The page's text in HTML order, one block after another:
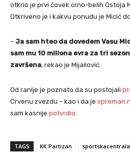
otkrio je prvi čovek crno-belih Ostoja
Otkriveno je i kakvu ponudu je Micić
– Ja sam hteo da dovedem Vasu
sam mu 10 miliona evra za tri
završena, rekao je Mijailović.
Od ranije je poznato da su postojali
Crvenu zvezdu – kao i da je spreman
sam kasnije potvrdio
TAGS KK Partizan sportskacentrala